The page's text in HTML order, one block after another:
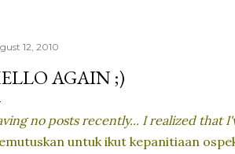
12, 2010
AGAIN ;)
no posts recently... I realized that
untuk ikut kepanitiaan